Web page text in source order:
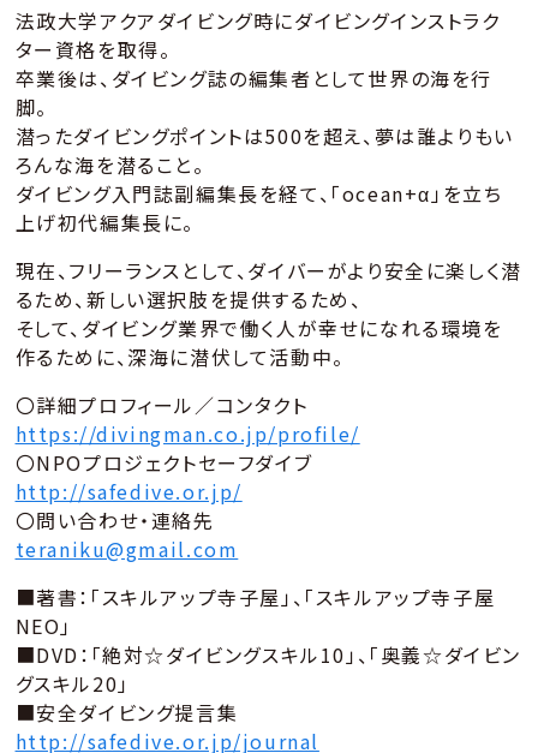
法政大学アクアダイビング時にダイビングインストラク
ター資格を取得。
卒業後は、ダイビング誌の編集者として世界の海を行
脚。
潜ったダイビングポイントは500を超え、夢は誰よりもい
ろんな海を潜ること。
ダイビング入門誌副編集長を経て、「ocean+α」を立ち
上げ初代編集長に。
現在、フリーランスとして、ダイバーがより安全に楽しく潜
るため、新しい選択肢を提供するため、
そして、ダイビング業界で働く人が幸せになれる環境を
作るために、深海に潜伏して活動中。
〇詳細プロフィール／コンタクト
https://divingman.co.jp/profile/
〇NPOプロジェクトセーフダイブ
http://safedive.or.jp/
〇問い合わせ・連絡先
teraniku@gmail.com
■著書：「スキルアップ寺子屋」、「スキルアップ寺子屋
NEO」
■DVD：「絶対☆ダイビングスキル10」、「奥義☆ダイビン
グスキル20」
■安全ダイビング提言集
http://safedive.or.jp/journal